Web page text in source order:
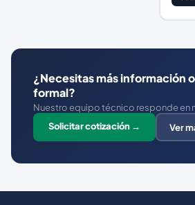
¿Necesitas más información
formal?
Nuestro equipo técnico responde en
Solicitar cotización →
Ver